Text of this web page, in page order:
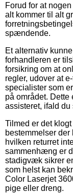
Forud for at
alt kommer til alt
spændende.
Et alternativ
forhandleren er
forsikring om at
regler, udover at
specialister som
på området.
assisteret, ifald
Tilmed er det
bestemmelser
hvilken returret
sammenhæng er
stadigvæk sikrer
som helst kan
Color Laserjet
pige eller dreng.